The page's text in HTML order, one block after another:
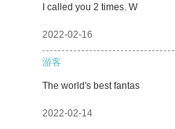
I called you 2 times. W
2022-02-16
游客
The world's best fantas
2022-02-14